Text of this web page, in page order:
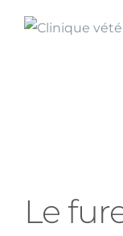
Larger
Image
Le